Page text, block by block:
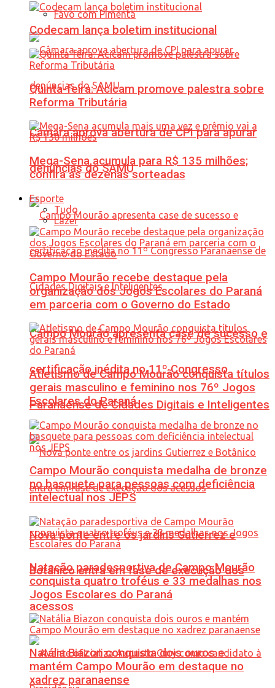
Favo com Pimenta
Câmara aprova abertura de CPI para apurar
denúncias do SAMU
Campo Mourão apresenta case de sucesso e
certificação inédita no 11º Congresso
Paranaense de Cidades Digitais e Inteligentes
Nova ponte entre os jardins Gutierrez e
Botânico entra em fase de execução dos
acessos
Codecam lança boletim institucional
Quinta-feira: Acicam promove palestra sobre
Reforma Tributária
Mega-Sena acumula para R$ 135 milhões;
confira as dezenas sorteadas
Esporte
Tudo
Lazer
Campo Mourão recebe destaque pela
organização dos Jogos Escolares do Paraná
em parceria com o Governo do Estado
Atletismo de Campo Mourão conquista títulos
gerais masculino e feminino nos 76º Jogos
Escolares do Paraná
Campo Mourão conquista medalha de bronze
no basquete para pessoas com deficiência
intelectual nos JEPS
Natação paradesportiva de Campo Mourão
conquista quatro troféus e 33 medalhas nos
Jogos Escolares do Paraná
Natália Biazon conquista dois ouros e
mantém Campo Mourão em destaque no
xadrez paranaense